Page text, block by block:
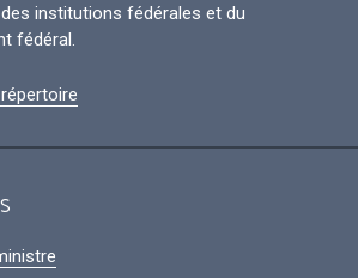
institutions fédérales et du
fédéral.